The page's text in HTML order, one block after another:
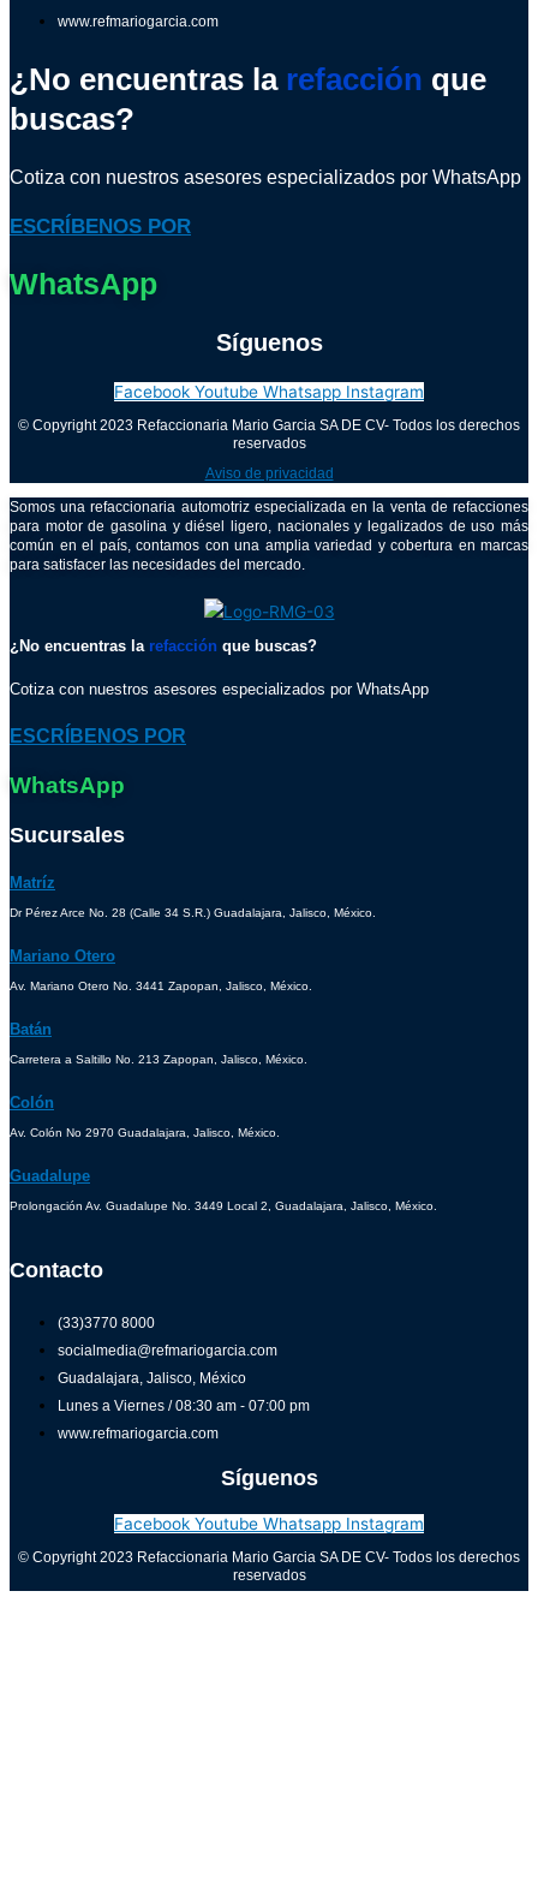
www.refmariogarcia.com
¿No encuentras la refacción que
buscas?
Cotiza con nuestros asesores especializados por WhatsApp
ESCRÍBENOS POR
WhatsApp
Síguenos
Facebook Youtube Whatsapp Instagram
© Copyright 2023 Refaccionaria Mario Garcia SA DE CV- Todos los derechos
reservados
Aviso de privacidad
Somos una refaccionaria automotriz especializada en la venta de refacciones
para motor de gasolina y diésel ligero, nacionales y legalizados de uso más
común en el país, contamos con una amplia variedad y cobertura en marcas
para satisfacer las necesidades del mercado.
¿No encuentras la refacción que buscas?
Cotiza con nuestros asesores especializados por WhatsApp
ESCRÍBENOS POR
WhatsApp
Sucursales
Matríz
Dr Pérez Arce No. 28 (Calle 34 S.R.) Guadalajara, Jalisco, México.
Mariano Otero
Av. Mariano Otero No. 3441 Zapopan, Jalisco, México.
Batán
Carretera a Saltillo No. 213 Zapopan, Jalisco, México.
Colón
Av. Colón No 2970 Guadalajara, Jalisco, México.
Guadalupe
Prolongación Av. Guadalupe No. 3449 Local 2, Guadalajara, Jalisco, México.
Contacto
(33)3770 8000
socialmedia@refmariogarcia.com
Guadalajara, Jalisco, México
Lunes a Viernes / 08:30 am - 07:00 pm
www.refmariogarcia.com
Síguenos
Facebook Youtube Whatsapp Instagram
© Copyright 2023 Refaccionaria Mario Garcia SA DE CV- Todos los derechos
reservados